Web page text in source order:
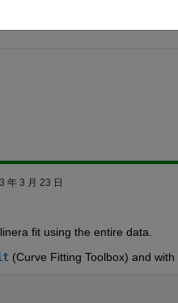
年 3 月 23 日
fit using the entire data.
(Curve Fitting Toolbox) and with